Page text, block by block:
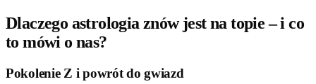
Dlaczego astrologia znów jest na topie – i co
to mówi o nas?
Pokolenie Z i powrót do gwiazd